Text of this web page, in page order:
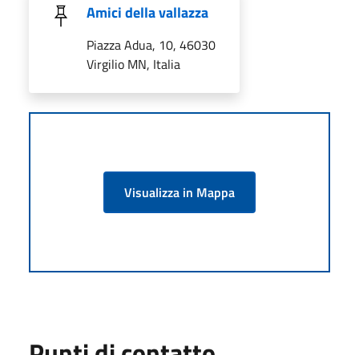
Amici della vallazza
Piazza Adua, 10, 46030
Virgilio MN, Italia
Visualizza in Mappa